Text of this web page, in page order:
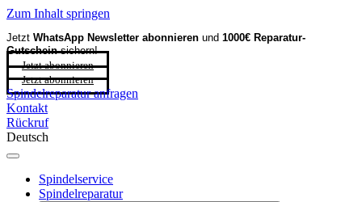
Zum Inhalt springen
Jetzt WhatsApp Newsletter abonnieren und 1000€ Reparatur-
Gutscheinsichern!
Jetzt abonnieren
Jetzt abonnieren
Spindelreparatur anfragen
Kontakt
Rückruf
Deutsch
Spindelservice
Spindelreparatur